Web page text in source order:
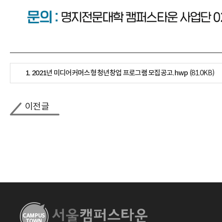
1. 2021년 미디어커머스형 청년창업 프로그램 모집공고.hwp (81.0KB)
이전글